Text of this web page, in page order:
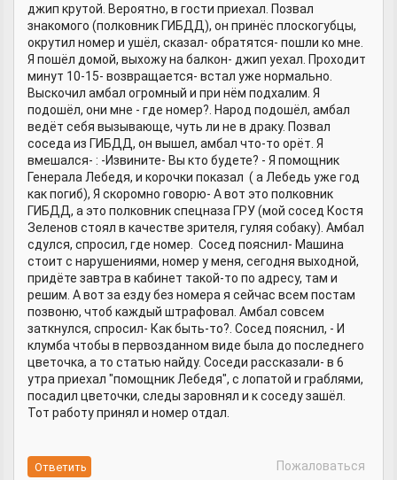
джип крутой. Вероятно, в гости приехал. Позвал
знакомого (полковник ГИБДД), он принёс плоскогубцы,
окрутил номер и ушёл, сказал- обратятся- пошли ко мне.
Я пошёл домой, выхожу на балкон- джип уехал. Проходит
минут 10-15- возвращается- встал уже нормально.
Выскочил амбал огромный и при нём подхалим. Я
подошёл, они мне - где номер?. Народ подошёл, амбал
ведёт себя вызывающе, чуть ли не в драку. Позвал
соседа из ГИБДД, он вышел, амбал что-то орёт. Я
вмешался- : -Извините- Вы кто будете? - Я помощник
Генерала Лебедя, и корочки показал ( а Лебедь уже год
как погиб), Я скоромно говорю- А вот это полковник
ГИБДД, а это полковник спецназа ГРУ (мой сосед Костя
Зеленов стоял в качестве зрителя, гуляя собаку). Амбал
сдулся, спросил, где номер. Сосед пояснил- Машина
стоит с нарушениями, номер у меня, сегодня выходной,
придёте завтра в кабинет такой-то по адресу, там и
решим. А вот за езду без номера я сейчас всем постам
позвоню, чтоб каждый штрафовал. Амбал совсем
заткнулся, спросил- Как быть-то?. Сосед пояснил, - И
клумба чтобы в первозданном виде была до последнего
цветочка, а то статью найду. Соседи рассказали- в 6
утра приехал "помощник Лебедя", с лопатой и граблями,
посадил цветочки, следы заровнял и к соседу зашёл.
Тот работу принял и номер отдал.
Пожаловаться